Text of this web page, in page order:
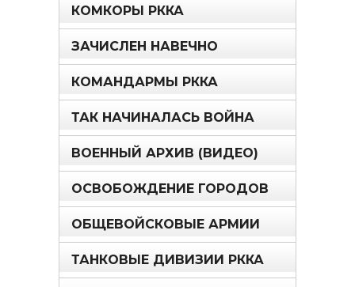
КОМКОРЫ РККА
ЗАЧИСЛЕН НАВЕЧНО
КОМАНДАРМЫ РККА
ТАК НАЧИНАЛАСЬ ВОЙНА
ВОЕННЫЙ АРХИВ (ВИДЕО)
ОСВОБОЖДЕНИЕ ГОРОДОВ
ОБЩЕВОЙСКОВЫЕ АРМИИ
ТАНКОВЫЕ ДИВИЗИИ РККА